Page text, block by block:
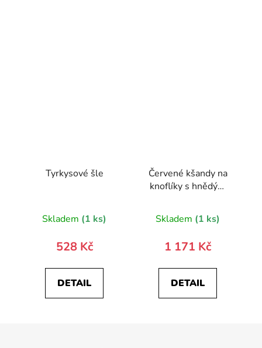
Tyrkysové šle
Skladem (1 ks)
528 Kč
DETAIL
Červené kšandy na
knoflíky s hnědým
hodnocení
produktu
5,0
z
Skladem (1 ks)
1 171 Kč
DETAIL